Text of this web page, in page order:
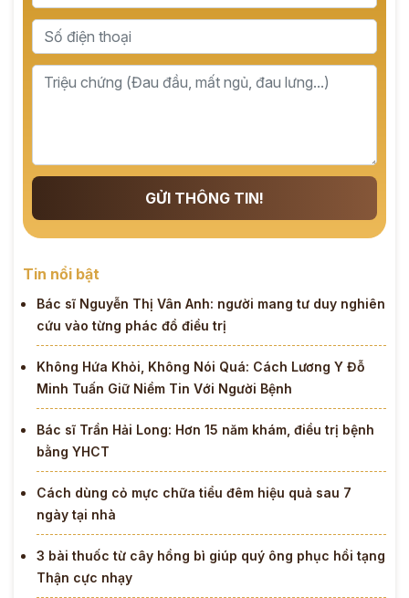
GỬI THÔNG TIN!
Tin nổi bật
Bác sĩ Nguyễn Thị Vân Anh: người mang tư duy nghiên
cứu vào từng phác đồ điều trị
Không Hứa Khỏi, Không Nói Quá: Cách Lương Y Đỗ
Minh Tuấn Giữ Niềm Tin Với Người Bệnh
Bác sĩ Trần Hải Long: Hơn 15 năm khám, điều trị bệnh
bằng YHCT
Cách dùng cỏ mực chữa tiểu đêm hiệu quả sau 7
ngày tại nhà
3 bài thuốc từ cây hồng bì giúp quý ông phục hồi tạng
Thận cực nhạy